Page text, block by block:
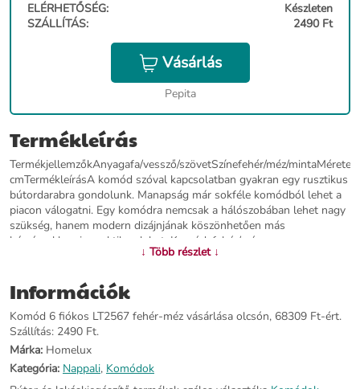
ELÉRHETŐSÉG:
Készleten
SZÁLLÍTÁS:
2490 Ft
Vásárlás
Pepita
Termékleírás
TermékjellemzőkAnyagafa/vessző/szövetSzínefehér/méz/
cmTermékleírásA komód szóval kapcsolatban gyakran egy rusztikus
bútordarabra gondolunk. Manapság már sokféle komódból lehet a
piacon válogatni. Egy komódra nemcsak a hálószobában lehet nagy
szükség, hanem modern dizájnjának köszönhetően más
házrészekben is praktikus lehet. Komód, fehér/méz
színűA komód alkalmas minden beltérbe, és elvarázsolja majd Önt
rendszerezésére. Minőségi fából és vesszőből készült. A méz és a
fehér színkombináció mindenhova tökéletesen illik. A komód hat
fonott kosárral rendelkezik. A kosarak csíkos szövettel vannak
bélelve és masnikkal díszítve.
További információ>>
↓ Több részlet ↓
Információk
Komód 6 fiókos LT2567 fehér-méz vásárlása olcsón, 68309 Ft-ért.
Szállítás: 2490 Ft.
Márka: Homelux
Kategória: Nappali, Komódok